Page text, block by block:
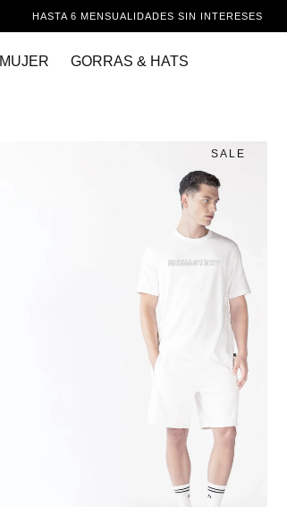
HASTA 6 MENSUALIDADES SIN INTERESES
MUJER GORRAS & HATS
SALE